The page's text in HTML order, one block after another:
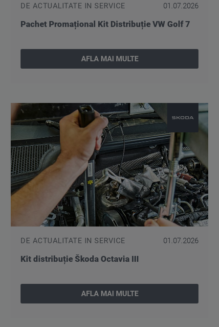
DE ACTUALITATE IN SERVICE 01.07.2026
Pachet Promațional Kit Distribuție VW Golf 7
AFLA MAI MULTE
DE ACTUALITATE IN SERVICE 01.07.2026
Kit distribuție Škoda Octavia III
AFLA MAI MULTE